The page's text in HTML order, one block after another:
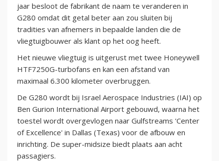
jaar besloot de fabrikant de naam te veranderen in
G280 omdat dit getal beter aan zou sluiten bij
tradities van afnemers in bepaalde landen die de
vliegtuigbouwer als klant op het oog heeft.
Het nieuwe vliegtuig is uitgerust met twee Honeywell
HTF7250G-turbofans en kan een afstand van
maximaal 6.300 kilometer overbruggen.
De G280 wordt bij Israel Aerospace Industries (IAI) op
Ben Gurion International Airport gebouwd, waarna het
toestel wordt overgevlogen naar Gulfstreams 'Center
of Excellence' in Dallas (Texas) voor de afbouw en
inrichting. De super-midsize biedt plaats aan acht
passagiers.